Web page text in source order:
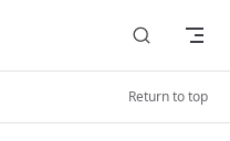
Return to top